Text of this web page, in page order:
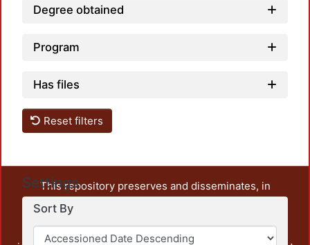
Degree obtained
Program
Has files
Reset filters
Settings
Sort By
This repository preserves and disseminates, in
unrestricted open access, the teaching and research
output of UAM Azcapotzalco. It also includes some
administrative and graphic documents from the